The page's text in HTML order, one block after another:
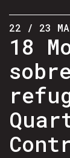
22 / 23
18